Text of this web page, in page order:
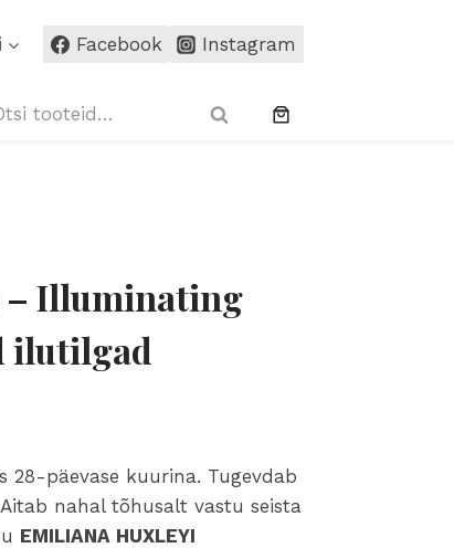
Facebook Instagram
Otsi
– Illuminating
ilutilgad
28-päevase kuurina. Tugevdab
nahal tõhusalt vastu seista
EMILIANA HUXLEYI